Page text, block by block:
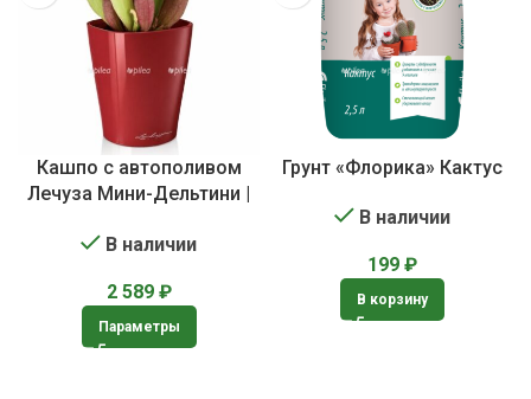
Кашпо с автополивом
Лечуза Мини-Дельтини |
В наличии
2 589 ₽
Параметры
Грунт «Флорика» Кактус
В наличии
199 ₽
В корзину